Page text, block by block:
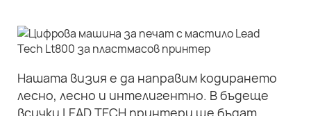
Нашата визия е да направим кодирането
лесно, лесно и интелигентно. В бъдеще